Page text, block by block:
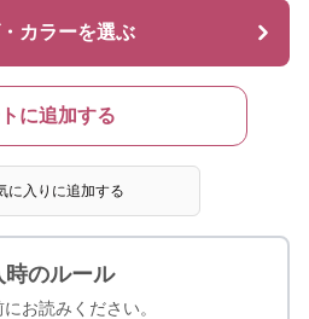
カラーを選ぶ
に追加する
に入りに追加する
時のルール
お読みください。